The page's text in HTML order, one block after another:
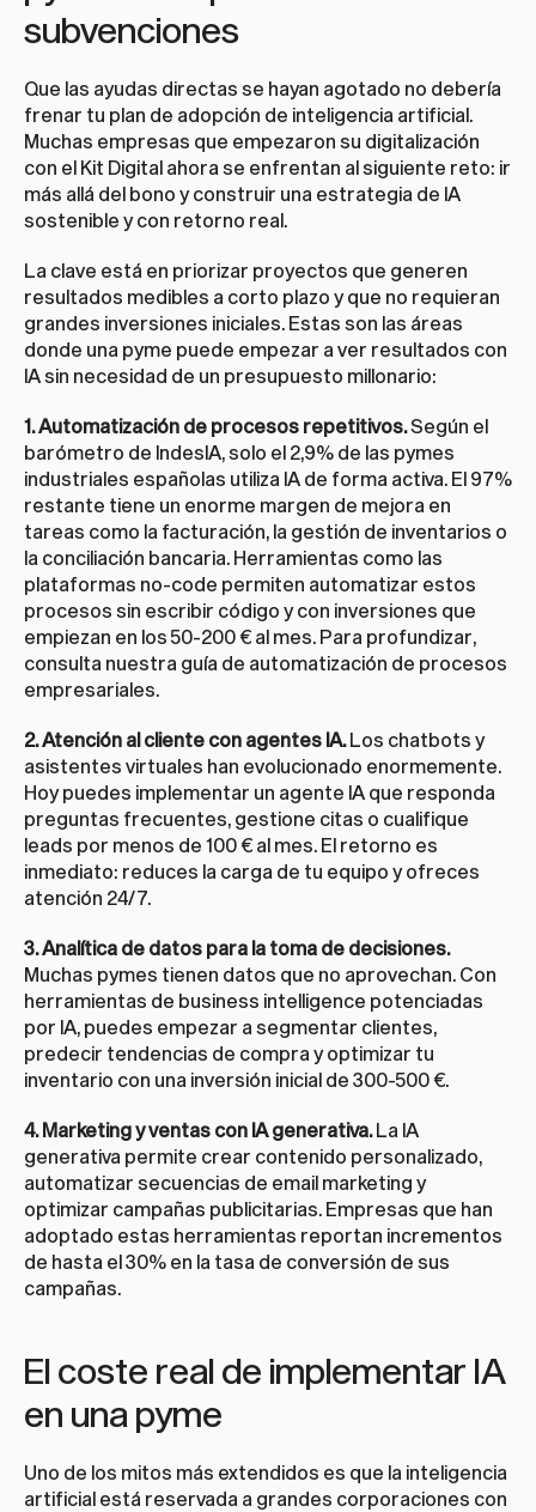
subvenciones
Que las ayudas directas se hayan agotado no debería
frenar tu plan de adopción de inteligencia artificial.
Muchas empresas que empezaron su digitalización
con el Kit Digital ahora se enfrentan al siguiente reto: ir
más allá del bono y construir una estrategia de IA
sostenible y con retorno real.
La clave está en priorizar proyectos que generen
resultados medibles a corto plazo y que no requieran
grandes inversiones iniciales. Estas son las áreas
donde una pyme puede empezar a ver resultados con
IA sin necesidad de un presupuesto millonario:
1. Automatización de procesos repetitivos. Según el
barómetro de IndesIA, solo el 2,9% de las pymes
industriales españolas utiliza IA de forma activa. El 97%
restante tiene un enorme margen de mejora en
tareas como la facturación, la gestión de inventarios o
la conciliación bancaria. Herramientas como las
plataformas no-code permiten automatizar estos
procesos sin escribir código y con inversiones que
empiezan en los 50-200 € al mes. Para profundizar,
consulta nuestra guía de automatización de procesos
empresariales.
2. Atención al cliente con agentes IA. Los chatbots y
asistentes virtuales han evolucionado enormemente.
Hoy puedes implementar un agente IA que responda
preguntas frecuentes, gestione citas o cualifique
leads por menos de 100 € al mes. El retorno es
inmediato: reduces la carga de tu equipo y ofreces
atención 24/7.
3. Analítica de datos para la toma de decisiones.
Muchas pymes tienen datos que no aprovechan. Con
herramientas de business intelligence potenciadas
por IA, puedes empezar a segmentar clientes,
predecir tendencias de compra y optimizar tu
inventario con una inversión inicial de 300-500 €.
4. Marketing y ventas con IA generativa. La IA
generativa permite crear contenido personalizado,
automatizar secuencias de email marketing y
optimizar campañas publicitarias. Empresas que han
adoptado estas herramientas reportan incrementos
de hasta el 30% en la tasa de conversión de sus
campañas.
El coste real de implementar IA
en una pyme
Uno de los mitos más extendidos es que la inteligencia
artificial está reservada a grandes corporaciones con